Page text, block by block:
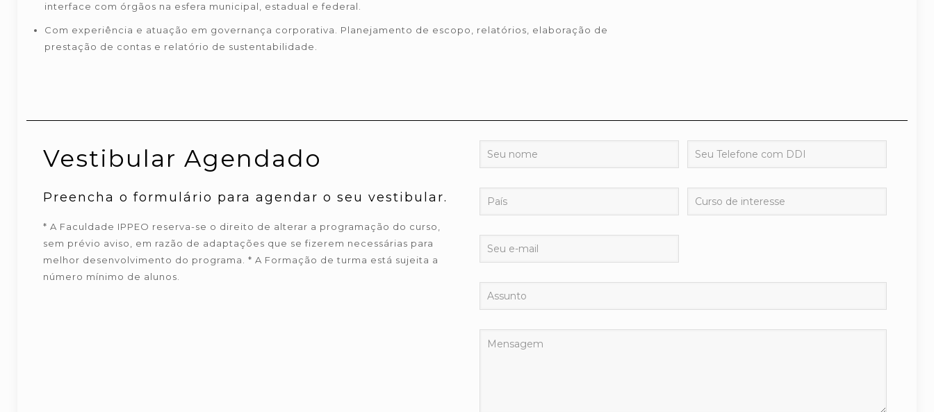
interface com órgãos na esfera municipal, estadual e federal.
Com experiência e atuação em governança corporativa. Planejamento de escopo, relatórios, elaboração de
prestação de contas e relatório de sustentabilidade.
Vestibular Agendado
Preencha o formulário para agendar o seu vestibular.
* A Faculdade IPPEO reserva-se o direito de alterar a programação do curso,
sem prévio aviso, em razão de adaptações que se fizerem necessárias para
melhor desenvolvimento do programa. * A Formação de turma está sujeita a
número mínimo de alunos.